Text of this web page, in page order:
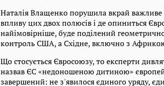
Наталія Влащенко порушила вкрай
впливу цих двох полюсів і де опиниться
найімовірніше, буде поділений
контроль США, а Східне, включно з
Що стосується Євросоюзу, то експерти
назвав ЄС «недоношеною дитиною»
завершений: не з'явилося єдиного уряду,